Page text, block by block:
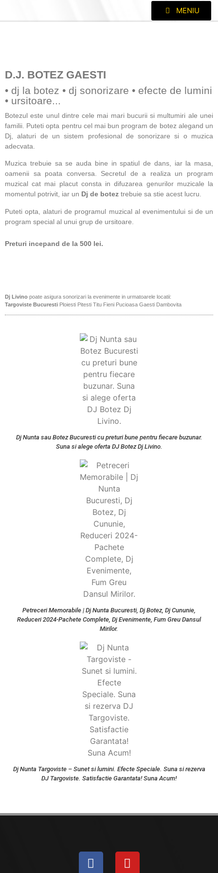
MENIU
D.J. BOTEZ GAESTI
• dj la botez • dj sonorizare • efecte de lumini
• ursitoare...
Botezul este unul dintre cele mai mari bucurii si multumiri ale unei
familii. Puteti opta pentru cel mai bun program de botez alegand un
Dj, alaturi de un sistem profesional de sonorizare si o muzica
adecvata.
Muzica trebuie sa se auda bine in spatiul de dans, iar la masa,
oamenii sa poata conversa. Secretul de a realiza un program
muzical cat mai placut consta in difuzarea genurilor muzicale la
momentul potrivit, iar un Dj de botez trebuie sa stie acest lucru.
Puteti opta, alaturi de programul muzical al evenimentului si de un
program special al unui grup de ursitoare.
Preturi incepand de la 500 lei.
Dj Livino poate asigura sonorizari la evenimente in urmatoarele locatii:
Targoviste Bucuresti Ploiesti Pitesti Titu Fieni Pucioasa Gaesti Dambovita
Dj Nunta sau Botez Bucuresti cu preturi bune pentru fiecare buzunar.
Suna si alege oferta DJ Botez Dj Livino.
Petreceri Memorabile | Dj Nunta Bucuresti, Dj Botez, Dj Cununie,
Reduceri 2024-Pachete Complete, Dj Evenimente, Fum Greu Dansul
Mirilor.
Dj Nunta Targoviste – Sunet si lumini. Efecte Speciale. Suna si rezerva
DJ Targoviste. Satisfactie Garantata! Suna Acum!